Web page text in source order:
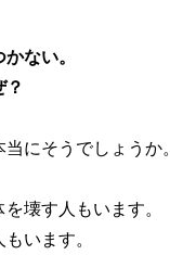
ない。
にそうでしょうか。
壊す人もいます。
います。